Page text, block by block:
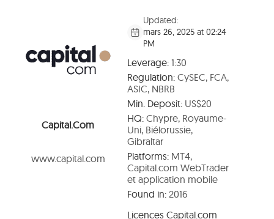
DEMANDES DE COMMERCE
OUVREZ UN COMPTE GRATUIT
Capital.com
www.capital.com
Updated:
mars 26, 2025 at 02:24
PM
Leverage:1:30
Regulation:CySEC, FCA,
ASIC, NBRB
Min. Deposit:US$20
HQ:Chypre, Royaume-
Uni, Biélorussie,
Gibraltar
Platforms:MT4,
Capital.com WebTrader
et application mobile
Found in:2016
Licences Capital.com